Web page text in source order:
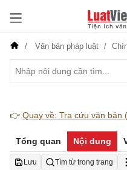
Văn bản pháp luật
👉 Quay về: Tra cứu văn bản
Tổng quan Nội dung
Lưu Tìm từ trong trang